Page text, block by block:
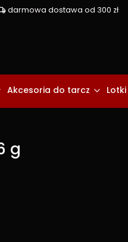
darmowa dostawa od 300 zł
Akcesoria do tarcz
g